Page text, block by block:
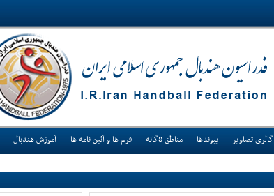
گالری تصاویر پیوندها مناطق 8گانه فرم ها و آئین نامه ها آموزش هندبال